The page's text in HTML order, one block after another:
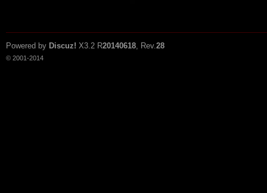
Powered by Discuz! X3.2 R20140618, Rev.28
© 2001-2014